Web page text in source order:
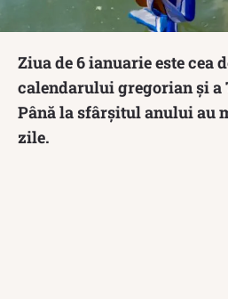
Ziua de 6 ianuarie este cea
calendarului gregorian și a
Până la sfârșitul anului au
zile.